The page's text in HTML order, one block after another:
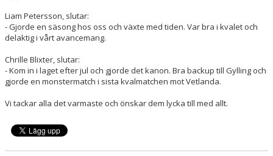
Liam Petersson, slutar:
- Gjorde en säsong hos oss och växte med tiden. Var bra i kvalet och
delaktig i vårt avancemang.
Chrille Blixter, slutar:
- Kom in i laget efter jul och gjorde det kanon. Bra backup till Gylling och
gjorde en monstermatch i sista kvalmatchen mot Vetlanda.
Vi tackar alla det varmaste och önskar dem lycka till med allt.